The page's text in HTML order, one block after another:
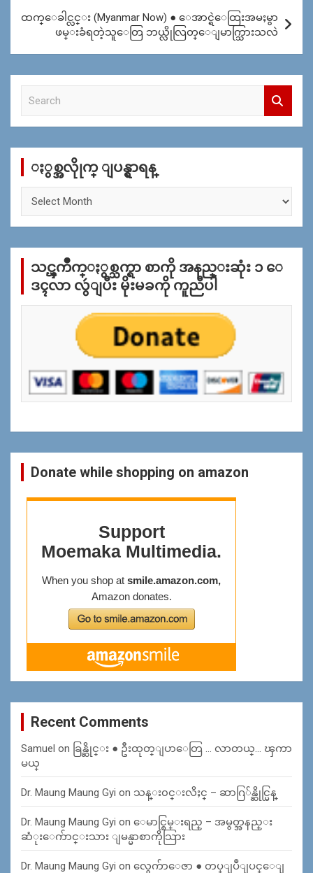
ထက္ေခါင္လင္း (Myanmar Now) ● ေအာင္ရဲေထြးအမႈမွာ
ဖမ္းခံရတဲ့သူေတြ ဘယ္လိုလြတ္ေျမာက္သြားသလဲ
c
ႏွစ္အလိုုက္ ျပန္ရွာရန္
က္
န္
သင္ၾကိဳက္ႏွစ္သက္ရာ စာကို အနည္းဆုံး ၁ ေ
ဒၚလာ လွဴျပီး မိုးမခကို ကူညီပါ
Donate while shopping on amazon
Recent Comments
Samuel on ခြန္ဆိုင္း ● ဦးထုတ္ျပာေတြ … လာတယ္… ၾကာ
မယ္
Dr. Maung Maung Gyi on သန္း၀င္းလိႈင္ – ဆာဂြ်န္ဆိုင္မြန္
Dr. Maung Maung Gyi on ေမာင္စြမ္းရည္ – အမွတ္အနည္း
ဆံုးေက်ာင္းသား ျမန္မာစာကိုသြား
Dr. Maung Maung Gyi on လွေက်ာေဇာ ● တပ္ျပဳျပင္ေျ